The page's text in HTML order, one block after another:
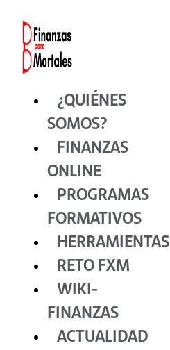
contenido
¿QUIÉNES
SOMOS?
FINANZAS
ONLINE
PROGRAMAS
FORMATIVOS
HERRAMIENTAS
RETO FXM
WIKI-
FINANZAS
ACTUALIDAD